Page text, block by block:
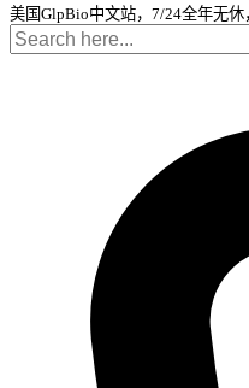
美国GlpBio中文站，7/24全年无